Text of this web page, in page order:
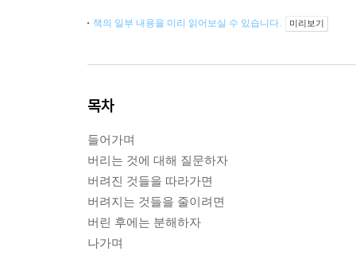
책의 일부 내용을 미리 읽어보실 수 있습니다. 미리보기
목차
들어가며
버리는 것에 대해 질문하자
버려진 것들을 따라가면
버려지는 것들을 줄이려면
버린 후에는 분해하자
나가며